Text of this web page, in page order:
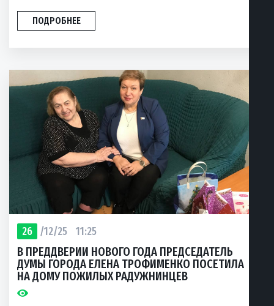
ПОДРОБНЕЕ
26 /12/25 11:25
В ПРЕДДВЕРИИ НОВОГО ГОДА ПРЕДСЕДАТЕЛЬ
ДУМЫ ГОРОДА ЕЛЕНА ТРОФИМЕНКО ПОСЕТИЛА
НА ДОМУ ПОЖИЛЫХ РАДУЖНИНЦЕВ